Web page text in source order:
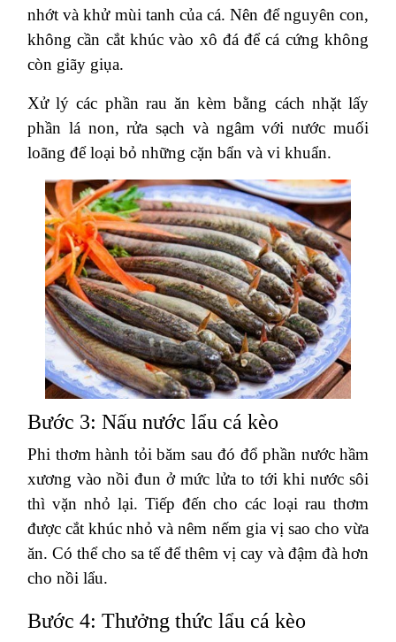
nhớt và khử mùi tanh của cá. Nên để nguyên con,
không cần cắt khúc vào xô đá để cá cứng không
còn giãy giụa.
Xử lý các phần rau ăn kèm bằng cách nhặt lấy
phần lá non, rửa sạch và ngâm với nước muối
loãng để loại bỏ những cặn bẩn và vi khuẩn.
Bước 3: Nấu nước lẩu cá kèo
Phi thơm hành tỏi băm sau đó đổ phần nước hầm
xương vào nồi đun ở mức lửa to tới khi nước sôi
thì vặn nhỏ lại. Tiếp đến cho các loại rau thơm
được cắt khúc nhỏ và nêm nếm gia vị sao cho vừa
ăn. Có thể cho sa tế để thêm vị cay và đậm đà hơn
cho nồi lẩu.
Bước 4: Thưởng thức lẩu cá kèo